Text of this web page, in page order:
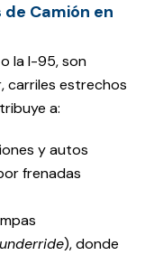
Camión en
la I-95, son
carriles estrechos
a:
y autos
frenadas
underride), donde